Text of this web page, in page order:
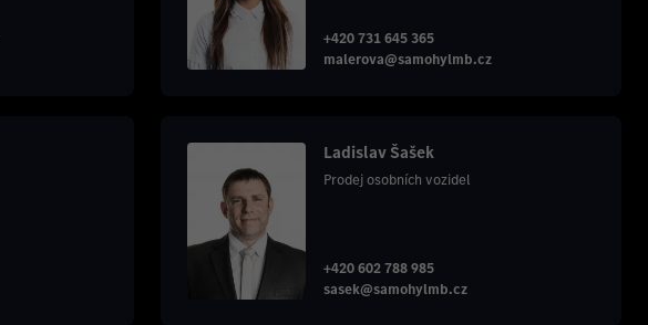
+420 731 645 365
malerova@samohylmb.cz
Ladislav Šašek
Prodej osobních vozidel
+420 602 788 985
sasek@samohylmb.cz